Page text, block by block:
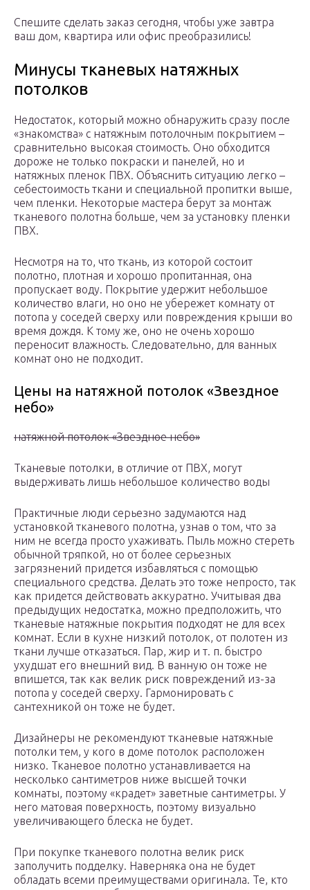
Спешите сделать заказ сегодня, чтобы уже завтра
ваш дом, квартира или офис преобразились!
Минусы тканевых натяжных
потолков
Недостаток, который можно обнаружить сразу после
«знакомства» с натяжным потолочным покрытием –
сравнительно высокая стоимость. Оно обходится
дороже не только покраски и панелей, но и
натяжных пленок ПВХ. Объяснить ситуацию легко –
себестоимость ткани и специальной пропитки выше,
чем пленки. Некоторые мастера берут за монтаж
тканевого полотна больше, чем за установку пленки
ПВХ.
Несмотря на то, что ткань, из которой состоит
полотно, плотная и хорошо пропитанная, она
пропускает воду. Покрытие удержит небольшое
количество влаги, но оно не убережет комнату от
потопа у соседей сверху или повреждения крыши во
время дождя. К тому же, оно не очень хорошо
переносит влажность. Следовательно, для ванных
комнат оно не подходит.
Цены на натяжной потолок «Звездное
небо»
натяжной потолок «Звездное небо»
Тканевые потолки, в отличие от ПВХ, могут
выдерживать лишь небольшое количество воды
Практичные люди серьезно задумаются над
установкой тканевого полотна, узнав о том, что за
ним не всегда просто ухаживать. Пыль можно стереть
обычной тряпкой, но от более серьезных
загрязнений придется избавляться с помощью
специального средства. Делать это тоже непросто, так
как придется действовать аккуратно. Учитывая два
предыдущих недостатка, можно предположить, что
тканевые натяжные покрытия подходят не для всех
комнат. Если в кухне низкий потолок, от полотен из
ткани лучше отказаться. Пар, жир и т. п. быстро
ухудшат его внешний вид. В ванную он тоже не
впишется, так как велик риск повреждений из-за
потопа у соседей сверху. Гармонировать с
сантехникой он тоже не будет.
Дизайнеры не рекомендуют тканевые натяжные
потолки тем, у кого в доме потолок расположен
низко. Тканевое полотно устанавливается на
несколько сантиметров ниже высшей точки
комнаты, поэтому «крадет» заветные сантиметры. У
него матовая поверхность, поэтому визуально
увеличивающего блеска не будет.
При покупке тканевого полотна велик риск
заполучить подделку. Наверняка она не будет
обладать всеми преимуществами оригинала. Те, кто